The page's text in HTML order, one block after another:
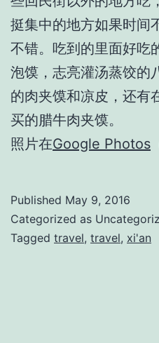
挺集中的地方如果时间
不错。吃到的里面好吃
泡馍，志亮灌汤蒸饺的
的肉夹馍和凉皮，还有
买的腊牛肉夹馍。
照片在Google Photos
Published May 9, 2016
Categorized as
Tagged travel, travel, xi'an